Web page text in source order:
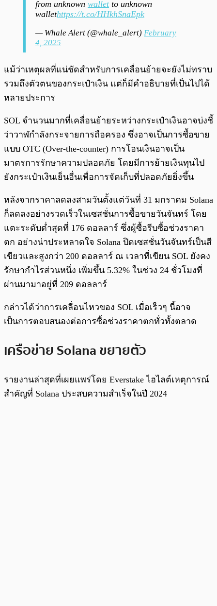
from unknown walletto unknown
wallethttps://t.co/HHkhSnaEpk
— Whale Alert (@whale_alert) February
4, 2025
แม้ว่าเหตุผลที่แน่ชัดสำหรับการเคลื่อนย้ายจะยังไม่ทราบ
รวมถึงตัวตนของกระเป๋าเงิน แต่ก็มีคำอธิบายที่เป็นไปได้
หลายประการ
SOL จำนวนมากที่เคลื่อนย้ายระหว่างกระเป๋าเงินอาจบ่งชี้
ว่าวาฬกำลังกระจายการถือครอง ซึ่งอาจเป็นการซื้อขาย
แบบ OTC (Over-the-counter) การโอนเงินอาจเป็น
มาตรการรักษาความปลอดภัย โดยมีการย้ายเงินทุนไป
ยังกระเป๋าเงินเย็นอื่นเพื่อการจัดเก็บที่ปลอดภัยยิ่งขึ้น
หลังจากราคาลดลงสามวันตั้งแต่วันที่ 31 มกราคม Solana
ก็ลดลงอย่างรวดเร็วในเซสชั่นการซื้อขายวันจันทร์ โดย
แตะระดับต่ำสุดที่ 176 ดอลลาร์ ซึ่งผู้ซื้อรีบซื้อช่วงราคา
ตก อย่างน่าประหลาดใจ Solana ปิดเซสชั่นวันจันทร์เป็นสี
เขียวและสูงกว่า 200 ดอลลาร์ ณ เวลาที่เขียน SOL ยังคง
รักษากำไรส่วนหนึ่ง เพิ่มขึ้น 5.32% ในช่วง 24 ชั่วโมงที่
ผ่านมามาอยู่ที่ 209 ดอลลาร์
กล่าวได้ว่าการเคลื่อนไหวของ SOL เมื่อเร็วๆ นี้อาจ
เป็นการตอบสนองต่อการซื้อช่วงราคาตกทั่วทั้งตลาด
เครือข่าย Solana ขยายตัว
รายงานล่าสุดที่เผยแพร่โดย Everstake ไฮไลต์เหตุการณ์
สำคัญที่ Solana ประสบความสำเร็จในปี 2024